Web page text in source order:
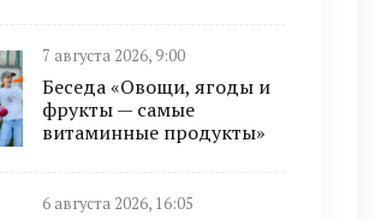
7 августа 2026, 9:00
Беседа «Овощи, ягоды и
фрукты — самые
витаминные продукты»
6 августа 2026, 16:05